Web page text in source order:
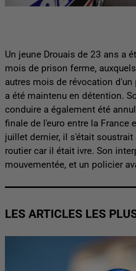
Un jeune Drouais de 23 ans a
mois de prison ferme,
autres mois de révocation d'un
a été maintenu en détention.
conduire a également été
finale de l'euro entre la France
juillet dernier, il s'était
routier car il était ivre. Son
mouvementée, et un policier
LES ARTICLES LES